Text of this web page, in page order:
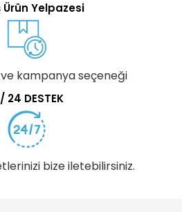
Ürün Yelpazesi
kampanya seçeneği
24 DESTEK
bize iletebilirsiniz.